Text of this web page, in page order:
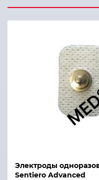
Электроды
Sentiero Advanced